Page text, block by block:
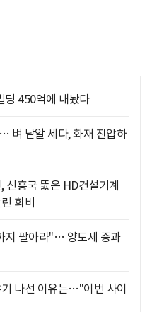
딩 450억에 내놨다
벼 낱알 세다, 화재 진압하
신흥국 뚫은 HD건설기계
희비
지 팔아라"… 양도세 중과
나선 이유는…"이번 사이